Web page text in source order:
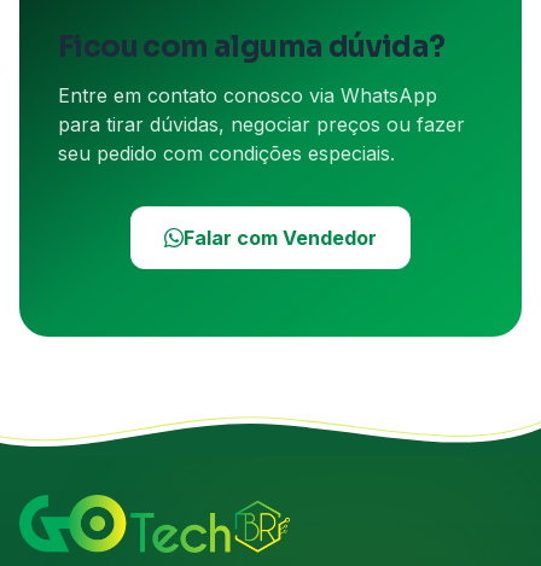
Ficou com alguma dúvida?
Entre em contato conosco via WhatsApp
para tirar dúvidas, negociar preços ou fazer
seu pedido com condições especiais.
Falar com Vendedor